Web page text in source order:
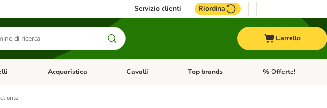
Servizio clienti Riordina
Carrello
Categoria: Piccoli animali
Apri Menu Categoria: Uccelli
Acquaristica Apri Menu Categoria: Acquaristica
Cavalli Apri Menu Categoria: Cavalli
Top brands Apri Menu Categoria:
% Offerte!